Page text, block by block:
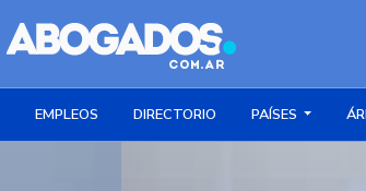
EMPLEOS DIRECTORIO PAÍSES